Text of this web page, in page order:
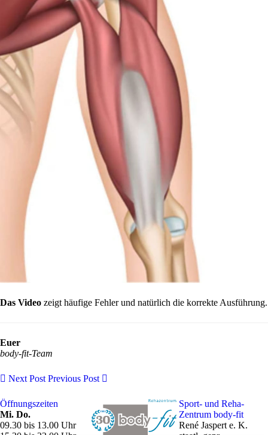
Das Video zeigt häufige Fehler und natürlich die korrekte Ausführung.
Euer
body-fit-Team
Next Post Previous Post
Öffnungszeiten
Mi. Do.
09.30 bis 13.00 Uhr
Sport- und Reha-
Zentrum body-fit
René Jaspert e. K.